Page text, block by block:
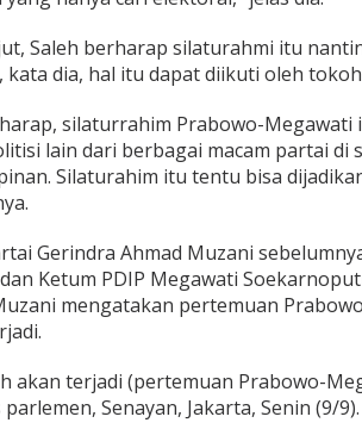
m
u
a
y
a
A
k
Saleh berharap silaturahmi itu
kata dia, hal itu dapat diikuti oleh
silaturrahim Prabowo-
lain dari berbagai macam partai di
Silaturahim itu tentu bisa
Gerindra Ahmad Muzani
Ketum PDIP Megawati
mengatakan pertemuan
akan terjadi (pertemuan Prabowo-
Senayan, Jakarta, Senin (9/9).